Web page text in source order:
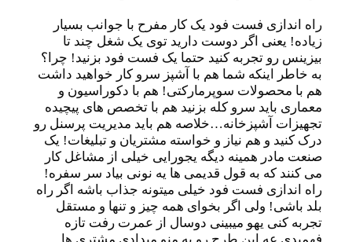
راه اندازی فست فود یک کار مفرح با جوانب بسیار
زیاده! یعنی اگر دوست دارید توی یک شغل چند تا
بیزینس رو تجربه کنید حتما یک فست فود بزنید! چرا؟
به خاطر اینکه شما هم با آشپز سرو کار خواهید داشت
هم با محصولات سوپرمارکتی! هم با دکوراسیون و
معماری باید سرو کله بزنید هم با تخصص های پیچیده
تجهیزات آشپزخانه…خلاصه هم باید مدیریت پرسنل رو
درک کنید و هم نیاز و خواسته مشتریان و تبلیغات! یک
صنعت مادر همینه دیگه یجورایی خیلی از مشاغل کار
می کنند که به قول قدیمی ها یه نونی بیاد سر سفره!
راه اندازی فست فود خیلی میتونه جذاب باشه اگر راه
بلد باشی! ولی اگر بخوای همه چیز و تنها و مستقل
تجربه کنی یهو میبینی دوسال از عمرت رفت تازه